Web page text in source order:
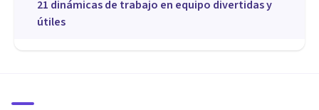
21 dinámicas de trabajo en equipo divertidas y
útiles